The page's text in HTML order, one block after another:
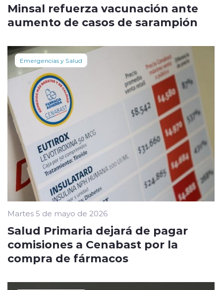
Minsal refuerza vacunación ante
aumento de casos de sarampión
Emergencias y Salud
Martes 5 de mayo de 2026
Salud Primaria dejará de pagar
comisiones a Cenabast por la
compra de fármacos